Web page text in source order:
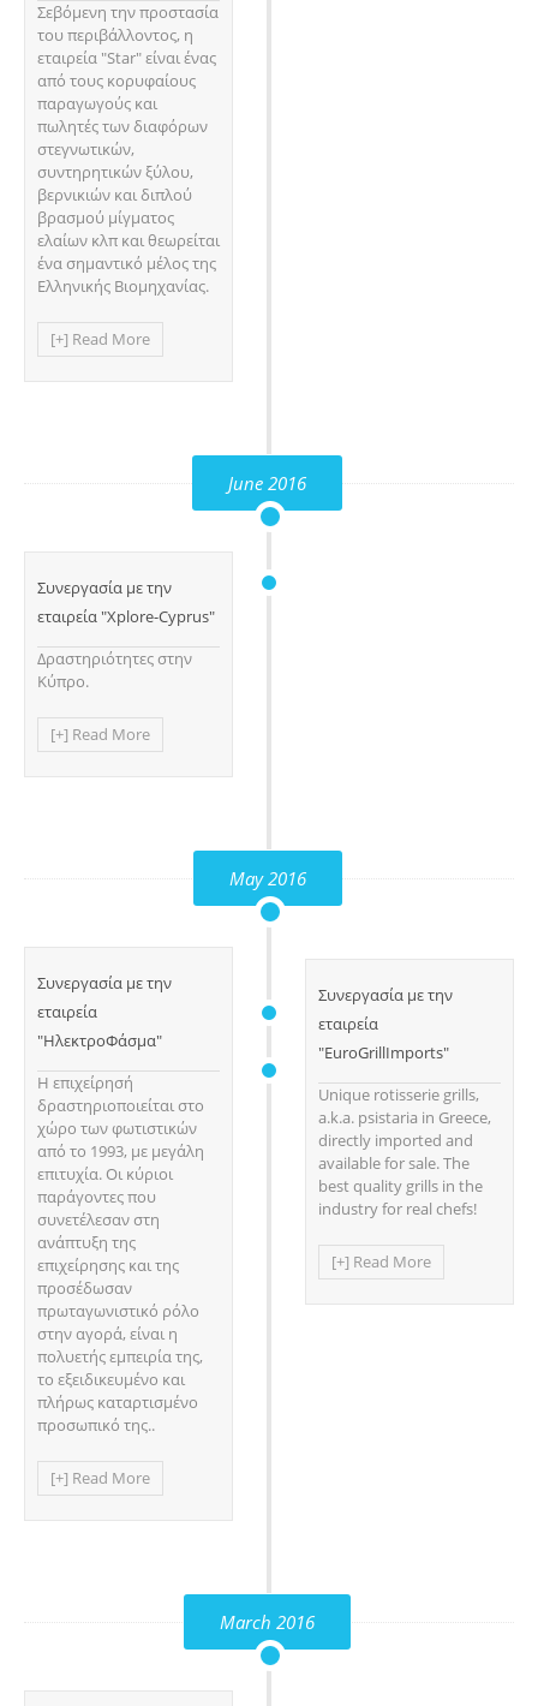
Σεβόμενη την προστασία
του περιβάλλοντος, η
εταιρεία "Star" είναι ένας
από τους κορυφαίους
παραγωγούς και
πωλητές των διαφόρων
στεγνωτικών,
συντηρητικών ξύλου,
βερνικιών και διπλού
βρασμού μίγματος
ελαίων κλπ και θεωρείται
ένα σημαντικό μέλος της
Ελληνικής Βιομηχανίας.
[+] Read More
June 2016
Συνεργασία με την
εταιρεία "Xplore-Cyprus"
Δραστηριότητες στην
Κύπρο.
[+] Read More
May 2016
Συνεργασία με την
εταιρεία
"ΗλεκτροΦάσμα"
H επιχείρησή
δραστηριοποιείται στο
χώρο των φωτιστικών
από το 1993, με μεγάλη
επιτυχία. Oι κύριοι
παράγοντες που
συνετέλεσαν στη
ανάπτυξη της
επιχείρησης και της
προσέδωσαν
πρωταγωνιστικό ρόλο
στην αγορά, είναι η
πολυετής εμπειρία της,
το εξειδικευμένο και
πλήρως καταρτισμένο
προσωπικό της..
[+] Read More
Συνεργασία με την
εταιρεία
"EuroGrillImports"
Unique rotisserie grills,
a.k.a. psistaria in Greece,
directly imported and
available for sale. The
best quality grills in the
industry for real chefs!
[+] Read More
March 2016